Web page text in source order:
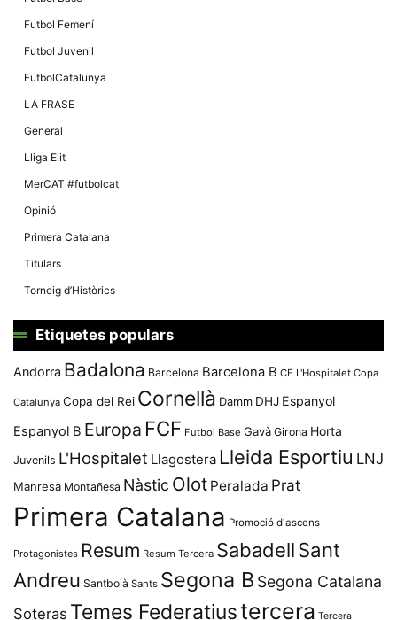
Futbol Femení
Futbol Juvenil
FutbolCatalunya
LA FRASE
General
Lliga Elit
MerCAT #futbolcat
Opinió
Primera Catalana
Titulars
Torneig d’Històrics
Etiquetes populars
Andorra Badalona Barcelona Barcelona B CE L'Hospitalet Copa
Catalunya Copa del Rei Cornellà Damm DHJ Espanyol
Espanyol B Europa FCF Futbol Base Gavà Girona Horta
Juvenils L'Hospitalet Llagostera Lleida Esportiu LNJ
Manresa Montañesa Nàstic Olot Peralada Prat
Primera Catalana Promoció d'ascens
Protagonistes Resum Resum Tercera SabadellSant
Andreu Santboià Sants Segona B Segona Catalana
Soteras Temes Federatiustercera Tercera